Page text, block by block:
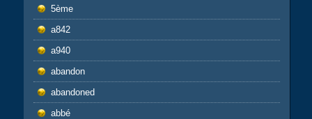
5ème
a842
a940
abandon
abandoned
abbé